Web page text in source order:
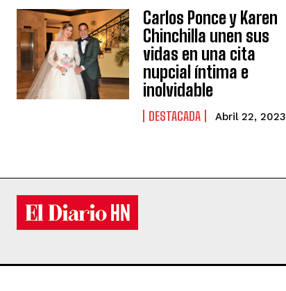
Carlos Ponce y Karen
Chinchilla unen sus
vidas en una cita
nupcial íntima e
inolvidable
DESTACADA Abril 22, 2023